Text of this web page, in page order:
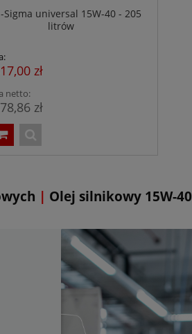
Sigma universal 15W-40 - 205
litrów
zł
netto:
zł
| Olej silnikowy 15W-40